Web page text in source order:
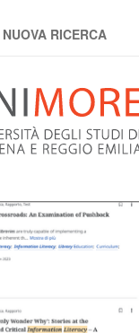
NUOVA RICERCA